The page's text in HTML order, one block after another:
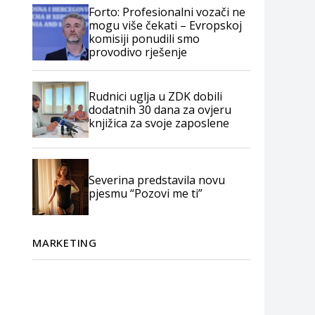
Forto: Profesionalni vozači ne
mogu više čekati – Evropskoj
komisiji ponudili smo
provodivo rješenje
Rudnici uglja u ZDK dobili
dodatnih 30 dana za ovjeru
knjižica za svoje zaposlene
Severina predstavila novu
pjesmu “Pozovi me ti”
MARKETING